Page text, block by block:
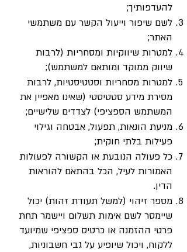
להעדפותיך;
לשם שיפור וייעול הקשר עם משתמשי
האתר;
למטרות שיווקיות ומסחריות (לרבות
שיווק ממוקד ומותאם למשתמש);
למטרות מסחריות וסטטיסטיות, לרבות
מסירת מידע סטטיסטי (שאינו מאפיין את
המשתמש הספציפי) לצדדים שלישיים;
מניעת הונאות, תפעול, אבטחה וגילוי
פעילות בלתי חוקית;
כל פעולה הנובעת או הקשורה לפעולות
האמורות לעיל, הכל בהתאם להוראות
הדין.
מספר זיהוי (למשל תעודת זהות) יכול
שיימסר לשם אימות תשלום ויישמר תחת
פרטי ההזמנה או כרטיס ספציפי שמיועד
ללקוח, ויכול שיופיע על גבי חשבוניות,